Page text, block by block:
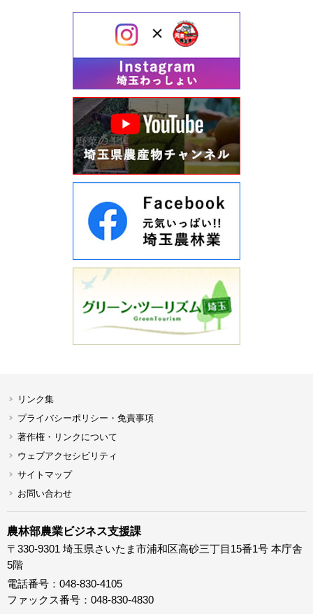
リンク集
プライバシーポリシー・免責事項
著作権・リンクについて
ウェブアクセシビリティ
サイトマップ
お問い合わせ
農林部農業ビジネス支援課
〒330-9301 埼玉県さいたま市浦和区高砂三丁目15番1号 本庁舎
5階
電話番号：048-830-4105
ファックス番号：048-830-4830